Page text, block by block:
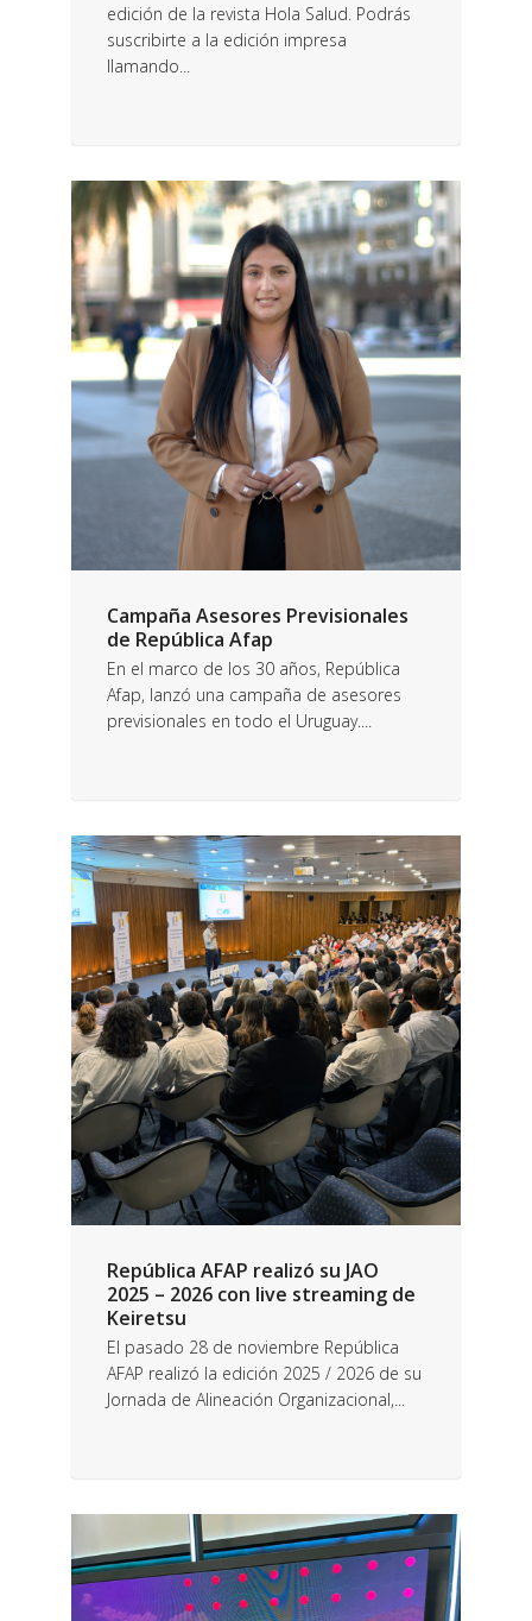
edición de la revista Hola Salud. Podrás
suscribirte a la edición impresa
llamando...
Campaña Asesores Previsionales
de República Afap
En el marco de los 30 años, República
Afap, lanzó una campaña de asesores
previsionales en todo el Uruguay....
República AFAP realizó su JAO
2025 – 2026 con live streaming de
Keiretsu
El pasado 28 de noviembre República
AFAP realizó la edición 2025 / 2026 de su
Jornada de Alineación Organizacional,...